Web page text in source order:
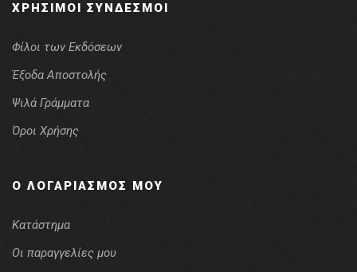
ΧΡΉΣΙΜΟΙ ΣΎΝΔΕΣΜΟΙ
Φίλοι των Εκδόσεων
Έξοδα Αποστολής
Ψιλά Γράμματα
Όροι Χρήσης
Ο ΛΟΓΑΡΙΑΣΜΌΣ ΜΟΥ
Κατάστημα
Οι παραγγελίες μου